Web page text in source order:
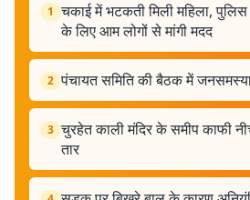
1 चकाई में भटकती मिली महिला,
के लिए आम लोगों से मांगी मदद
2 पंचायत समिति की बैठक में
3 चुरहेत काली मंदिर के समीप काफी
तार